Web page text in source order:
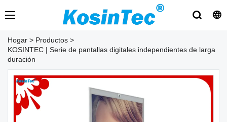
Hogar > Productos >
KOSINTEC | Serie de pantallas digitales independientes de larga
duración